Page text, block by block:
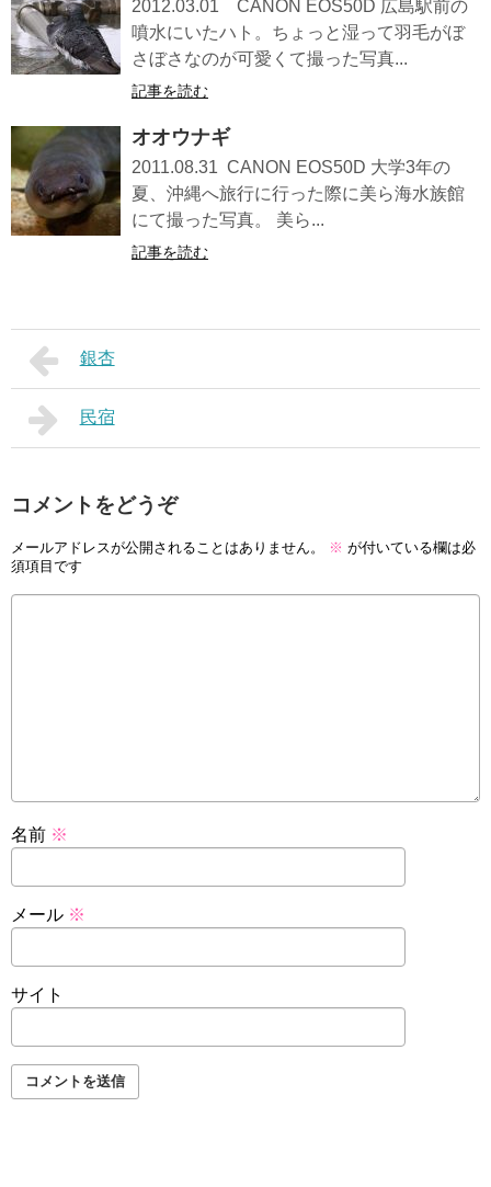
2012.03.01 CANON EOS50D 広島駅前の
噴水にいたハト。ちょっと湿って羽毛がぼ
さぼさなのが可愛くて撮った写真...
記事を読む
オオウナギ
2011.08.31 CANON EOS50D 大学3年の
夏、沖縄へ旅行に行った際に美ら海水族館
にて撮った写真。 美ら...
記事を読む
銀杏
民宿
コメントをどうぞ
メールアドレスが公開されることはありません。 ※ が付いている欄は必
須項目です
名前 ※
メール ※
サイト